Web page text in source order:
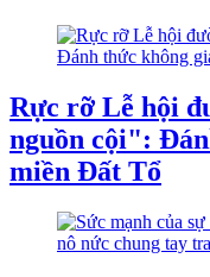
Rực rỡ Lễ hội
nguồn cội":
miền Đất Tổ